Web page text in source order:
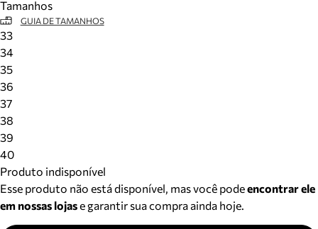
Tamanhos
GUIA DE TAMANHOS
33
34
35
36
37
38
39
40
Produto indisponível
Esse produto não está disponível, mas você podeencontrar ele
em nossas lojase garantir sua compra ainda hoje.